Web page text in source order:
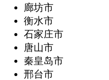
廊坊市
衡水市
石家庄市
唐山市
秦皇岛市
邢台市